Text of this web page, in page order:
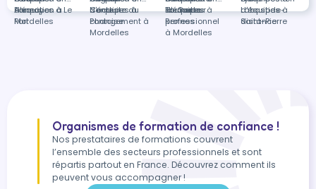
la-Coste
Annecy
Nantes
Toulouse
Labastide-
Saint-Pierre
d'équipes à Le
Port
d'équipes à
Pontoise
d'équipes à
Rennes
d'équipes à
distance
Formation à
Mordelles
Conduite du
changement à
Mordelles
Formateur
professionnel
à Mordelles
Organismes de formation de confiance !
Nos prestataires de formations couvrent
l’ensemble des secteurs professionnels et sont
répartis partout en France. Découvrez comment ils
peuvent vous accompagner !